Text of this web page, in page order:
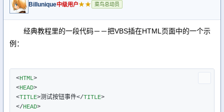
Billunique中级用户★★ 菜鸟总动员
经典教程里的一段代码－－把VBS插在HTML页面中的一个示
例：
<HTML>
<HEAD>
<TITLE>测试按钮事件</TITLE>
</HEAD>